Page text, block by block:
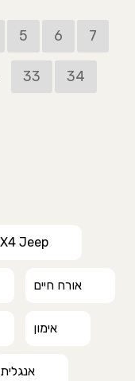
5 6 7
33 34
4X4 Jeep
אורח חיים
אימון
אנגלית